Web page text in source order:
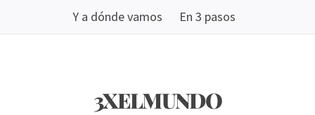
Y a dónde vamos En 3 pasos
3XELMUNDO